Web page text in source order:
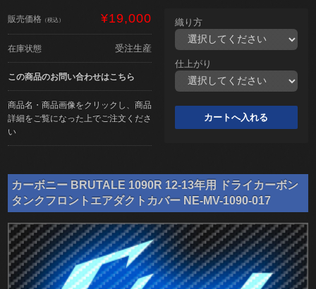
販売価格 （税込） ¥19,000
在庫状態 受注生産
この商品のお問い合わせはこちら
商品名・商品画像をクリックし、商品
詳細をご覧になった上でご注文くださ
い
織り方
仕上がり
カーボニー BRUTALE 1090R 12-13年用 ドライカーボン
タンクフロントエアダクトカバー NE-MV-1090-017